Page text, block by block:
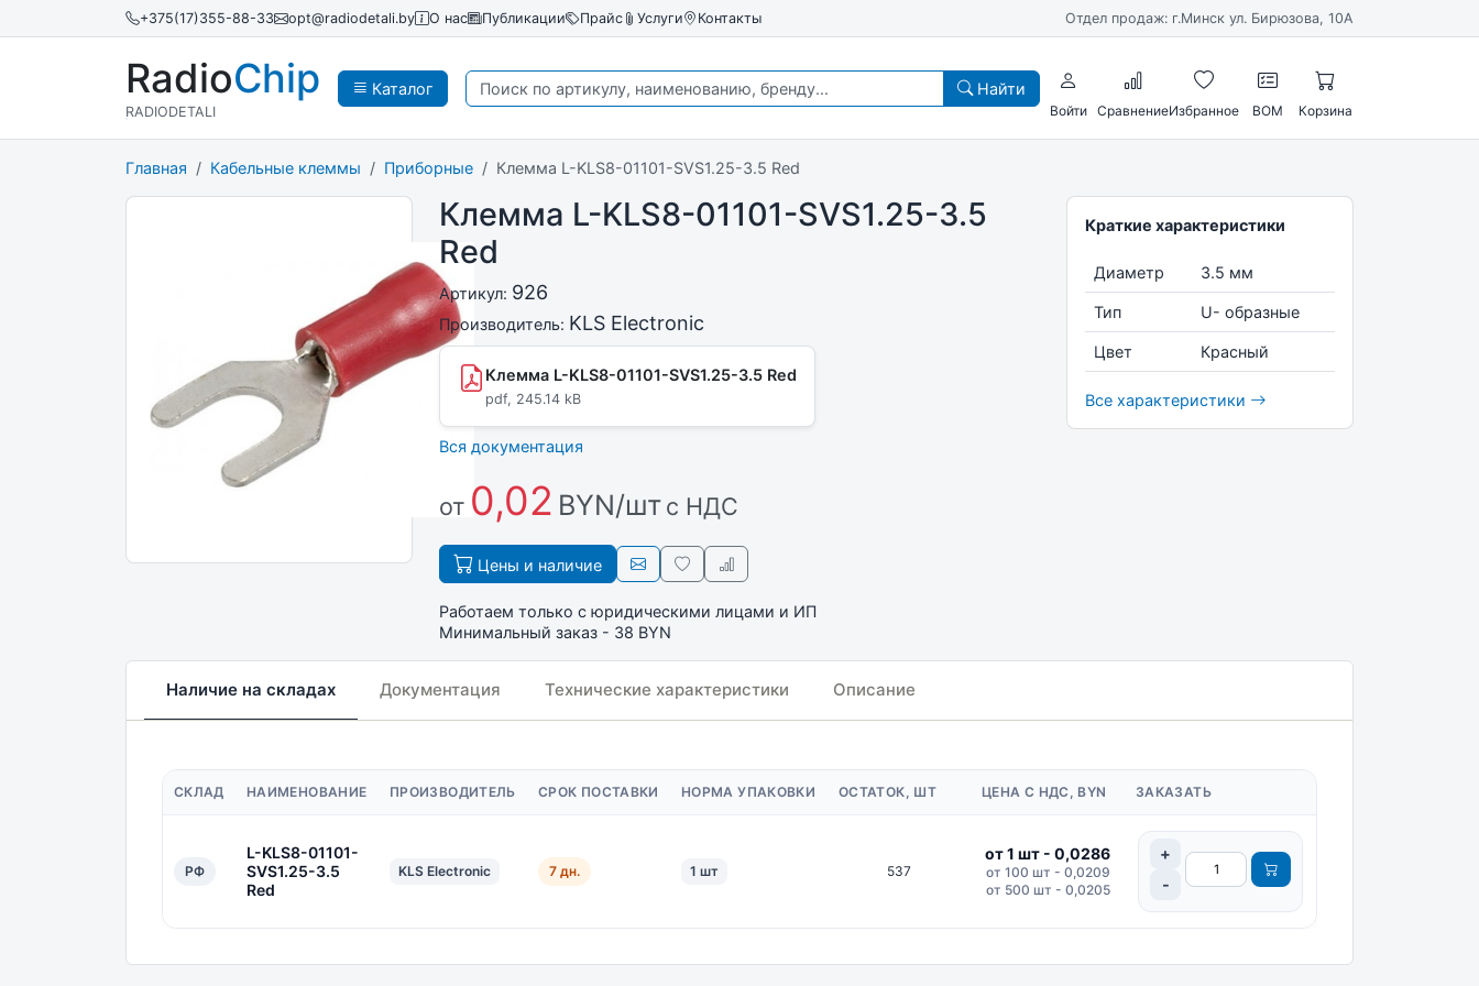
+375(17)355-88-33 opt@radiodetali.by О нас Публикации Прайс Услуги Контакты Отдел продаж: г.Минск ул. Бирюзова, 10А
Каталог
RadioChip
RADIODETALI
Найти
Войти СравнениеИзбранное BOM Корзина
Главная Кабельные клеммы Приборные Клемма L-KLS8-01101-SVS1.25-3.5 Red
Клемма L-KLS8-01101-SVS1.25-3.5
Red
Артикул: 926
Производитель: KLS Electronic
Клемма L-KLS8-01101-SVS1.25-3.5 Red
pdf, 245.14 kB
Вся документация
от 0,02 BYN/штс НДС
Цены и наличие
Работаем только с юридическими лицами и ИП
Минимальный заказ - 38 BYN
Краткие характеристики
Диаметр 3.5 мм
Тип U- образные
Цвет Красный
Все характеристики
Наличие на складах Документация Технические характеристики Описание
СКЛАД НАИМЕНОВАНИЕ ПРОИЗВОДИТЕЛЬ СРОК ПОСТАВКИ НОРМА УПАКОВКИ ОСТАТОК, ШТ ЦЕНА С НДС, BYN ЗАКАЗАТЬ
РФ
L-KLS8-01101-
SVS1.25-3.5
Red
KLS Electronic 7 дн. 1 шт 537
от 1 шт - 0,0286
от 100 шт - 0,0209
от 500 шт - 0,0205